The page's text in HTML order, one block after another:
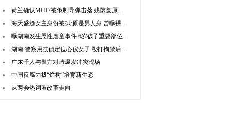
荷兰确认MH17被俄制导弹击落 残骸复原机身
海天盛筵女主身份被扒:原是男人身 曾曝裸聊视频
曝湖南发生恶性虐童事件 6岁孩子重要部位被砍断
湖南:警察用技侦定位心仪女子 殴打拘禁后强奸未遂
广东千人与警方对峙爆发冲突现场
中国反腐力拔“烂树”培育新生态
从两会热词看改革走向